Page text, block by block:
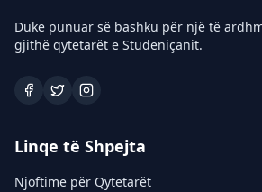
Duke punuar së bashku për një të
gjithë qytetarët e Studeniçanit.
Linqe të Shpejta
Njoftime për Qytetarët